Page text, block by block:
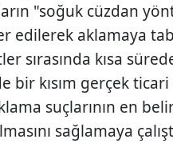
"soğuk cüzdan
edilerek aklamaya
sırasında kısa
bir kısım gerçek
suçlarının en
sağlamaya